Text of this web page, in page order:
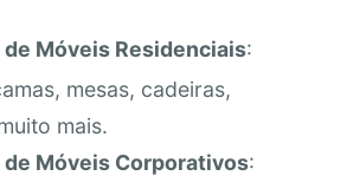
Móveis Residenciais:
mesas, cadeiras,
mais.
Móveis Corporativos: